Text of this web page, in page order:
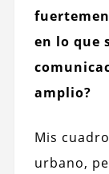
en lo que
amplio?
Mis
urbano,